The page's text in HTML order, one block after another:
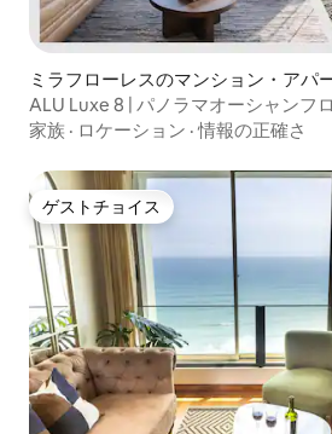
ミラフローレスのマンション・アパ
ALU Luxe 8 | パノラマオーシャンフ
4ベッドルーム
家族 · ロケーション ·情報の正確さ
ゲストチョイス
ゲストチョイス